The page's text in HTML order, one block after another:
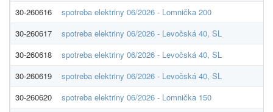
30-260616
spotreba elektriny 06/2026 - Lomnička 200
30-260617
spotreba elektriny 06/2026 - Levočská 40, SL
30-260618
spotreba elektriny 06/2026 - Levočská 40, SL
30-260619
spotreba elektriny 06/2026 - Levočská 40, SL
30-260620
spotreba elektriny 06/2026 - Lomnička 150